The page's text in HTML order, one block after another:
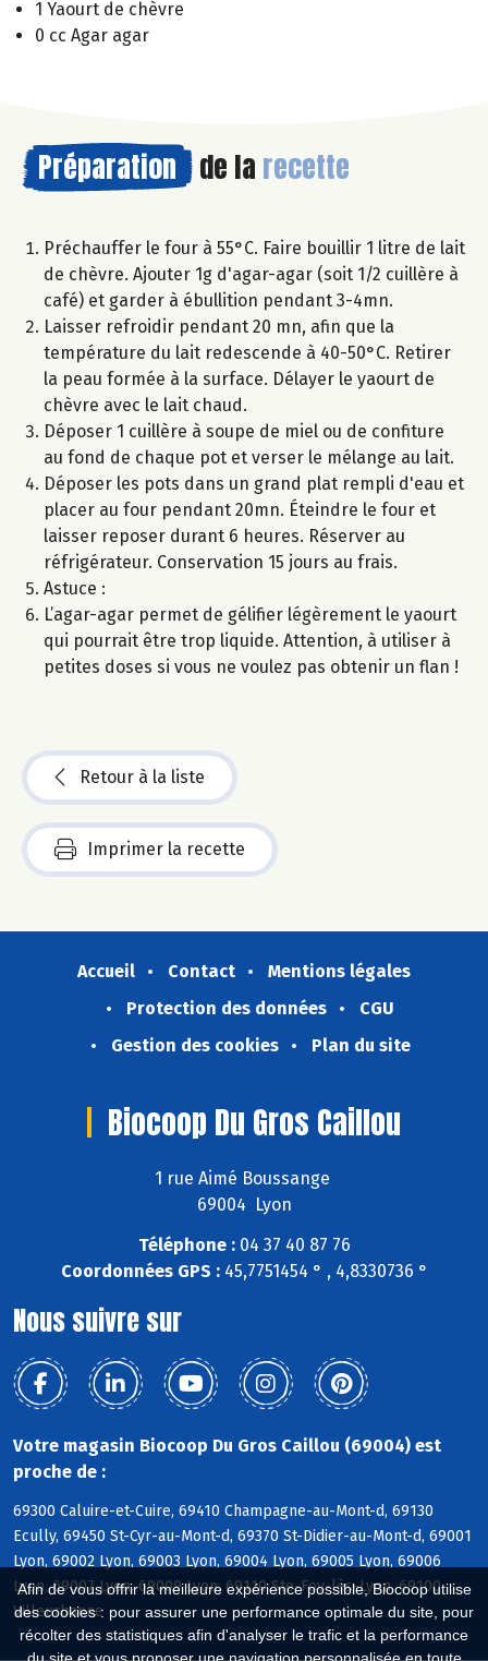
Afin de vous offrir la meilleure expérience possible, Biocoop utilise
des cookies : pour assurer une performance optimale du site, pour
récolter des statistiques afin d'analyser le trafic et la performance
1 Yaourt de chèvre
0 cc Agar agar
Préparation de la recette
Préchauffer le four à 55°C. Faire bouillir 1 litre de lait
de chèvre. Ajouter 1g d'agar-agar (soit 1/2 cuillère à
café) et garder à ébullition pendant 3-4mn.
Laisser refroidir pendant 20 mn, afin que la
température du lait redescende à 40-50°C. Retirer
la peau formée à la surface. Délayer le yaourt de
chèvre avec le lait chaud.
Déposer 1 cuillère à soupe de miel ou de confiture
au fond de chaque pot et verser le mélange au lait.
Déposer les pots dans un grand plat rempli d'eau et
placer au four pendant 20mn. Éteindre le four et
laisser reposer durant 6 heures. Réserver au
réfrigérateur. Conservation 15 jours au frais.
Astuce :
L’agar-agar permet de gélifier légèrement le yaourt
qui pourrait être trop liquide. Attention, à utiliser à
petites doses si vous ne voulez pas obtenir un flan !
Retour à la liste
Imprimer la recette
Accueil Contact
Mentions légales
Protection des données
CGU
Gestion des cookies
Plan du site
Biocoop Du Gros Caillou
1 rue Aimé Boussange
69004 Lyon
Téléphone :04 37 40 87 76
Coordonnées GPS :45,7751454 ° , 4,8330736 °
Nous suivre sur
Votre magasin Biocoop Du Gros Caillou (69004) est
proche de :
69300 Caluire-et-Cuire, 69410 Champagne-au-Mont-d, 69130
Ecully, 69450 St-Cyr-au-Mont-d, 69370 St-Didier-au-Mont-d, 69001
Lyon, 69002 Lyon, 69003 Lyon, 69004 Lyon, 69005 Lyon, 69006
Lyon, 69007 Lyon, 69009 Lyon, 69110 Ste-Foy-lès-Lyon, 69100
Villeurbanne